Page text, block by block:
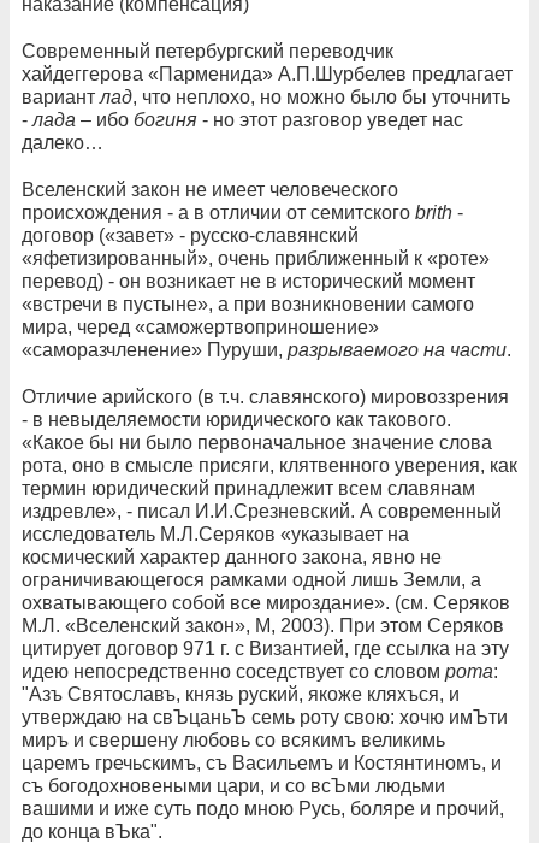
Современный петербургский переводчик
хайдеггерова «Парменида» А.П.Шурбелев предлагает
вариант лад, что неплохо, но можно было бы уточнить
- лада – ибо богиня - но этот разговор уведет нас
далеко…
Вселенский закон не имеет человеческого
происхождения - а в отличии от семитского brith -
договор («завет» - русско-славянский
«яфетизированный», очень приближенный к «роте»
перевод) - он возникает не в исторический момент
«встречи в пустыне», а при возникновении самого
мира, черед «саможертвоприношение»
«саморазчленение» Пуруши, разрываемого на части.
Отличие арийского (в т.ч. славянского) мировоззрения
- в невыделяемости юридического как такового.
«Какое бы ни было первоначальное значение слова
рота, оно в смысле присяги, клятвенного уверения, как
термин юридический принадлежит всем славянам
издревле», - писал И.И.Срезневский. А современный
исследователь М.Л.Серяков «указывает на
космический характер данного закона, явно не
ограничивающегося рамками одной лишь Земли, а
охватывающего собой все мироздание». (см. Серяков
М.Л. «Вселенский закон», М, 2003). При этом Серяков
цитирует договор 971 г. с Византией, где ссылка на эту
идею непосредственно соседствует со словом рота:
"Азъ Святославъ, князь руский, якоже кляхъся, и
утверждаю на свЪцаньЪ семь роту свою: хочю имЪти
миръ и свершену любовь со всякимъ великимь
царемъ гречьскимъ, съ Васильемъ и Костянтиномъ, и
съ богодохновеными цари, и со всЪми людьми
вашими и иже суть подо мною Русь, боляре и прочий,
до конца вЪка".